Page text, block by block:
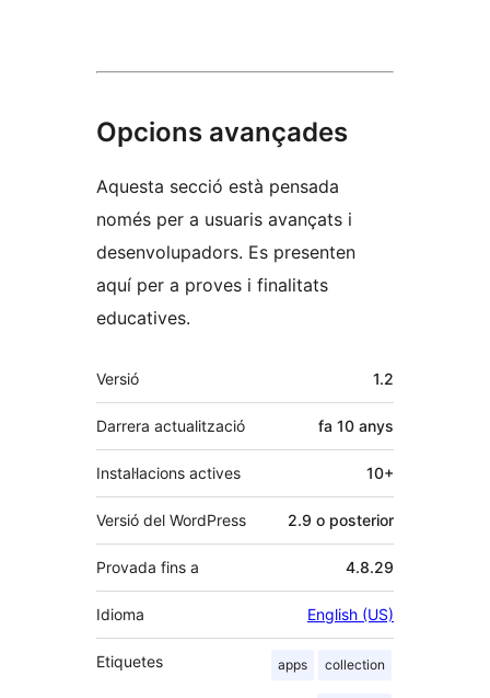
Opcions avançades
Aquesta secció està pensada
només per a usuaris avançats i
desenvolupadors. Es presenten
aquí per a proves i finalitats
educatives.
Meta
Versió 1.2
Darrera actualització fa 10 anys
Instal·lacions actives 10+
Versió del WordPress 2.9 o posterior
Provada fins a 4.8.29
Idioma English (US)
Etiquetes apps collection